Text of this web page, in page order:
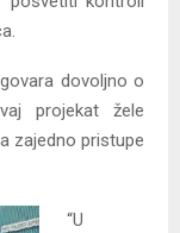
dovoljno o
projekat žele
zajedno pristupe
“U